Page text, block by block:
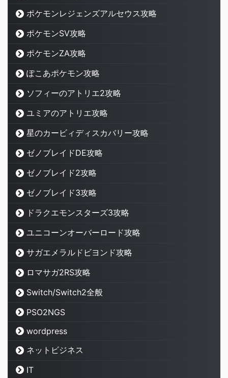
ポケモンレジェンズアルセウス攻略
ポケモンSV攻略
ポケモンZA攻略
ぽこあポケモン攻略
ソフィーのアトリエ2攻略
ユミアのアトリエ攻略
星のカービィディスカバリー攻略
ゼノブレイドDE攻略
ゼノブレイド2攻略
ゼノブレイド3攻略
ドラクエモンスターズ3攻略
ユニコーンオーバーロード攻略
サガエメラルドビヨンド攻略
ロマサガ2RS攻略
Switch/Switch2全般
PSO2NGS
wordpress
ネットビジネス
IT